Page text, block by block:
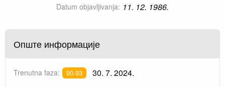
Datum objavljivanja: 11. 12. 1986.
Опште информације
Trenutna faza: 90.93 30. 7. 2024.